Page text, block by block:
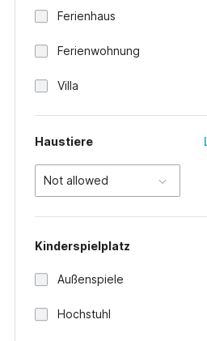
Ferienhaus
Ferienwohnung
Villa
Haustiere
Not allowed
Kinderspielplatz
Außenspiele
Hochstuhl